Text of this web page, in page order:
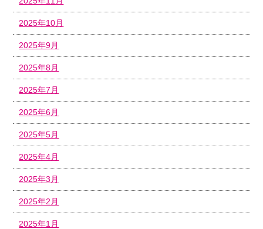
2025年10月
2025年9月
2025年8月
2025年7月
2025年6月
2025年5月
2025年4月
2025年3月
2025年2月
2025年1月